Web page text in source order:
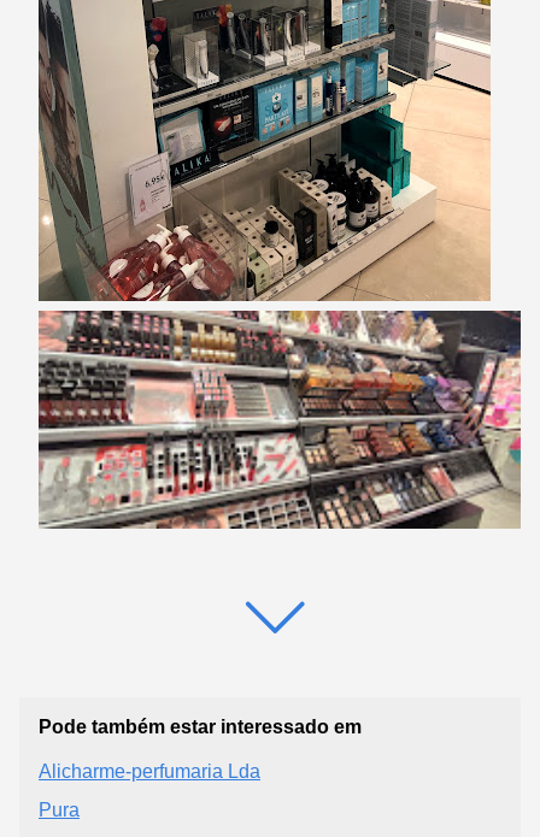
Pode também estar interessado em
Alicharme-perfumaria Lda
Pura